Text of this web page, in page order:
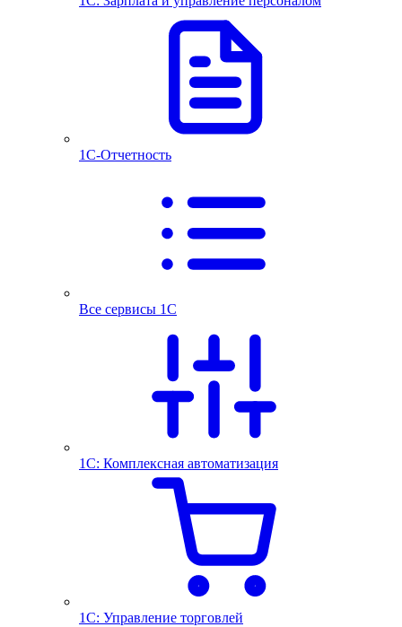
1С-Отчетность
Все сервисы 1С
1С: Комплексная автоматизация
1С: Управление торговлей